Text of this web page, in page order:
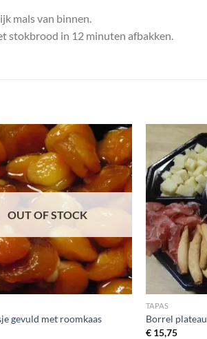
mals van binnen.
stokbrood in 12 minuten afbakken.
OUT OF STOCK
gevuld met roomkaas
TAPAS
Borrel plateau
€15,75